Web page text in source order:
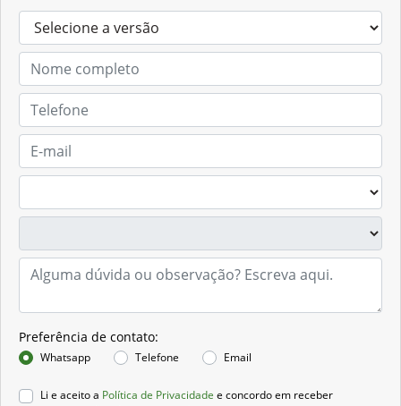
Preferência de contato:
Whatsapp Telefone Email
Li e aceito a Política de Privacidade e concordo em receber